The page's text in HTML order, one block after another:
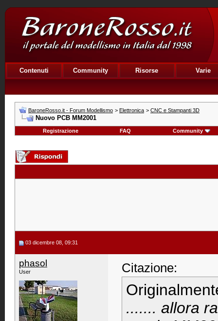
Contenuti Community Risorse Varie
BaroneRosso.it - Forum Modellismo > Elettronica > CNC e Stampanti 3D
Nuovo PCB MM2001
Registrazione FAQ Community
03 dicembre 08, 09:31
phasol
User Citazione:
....... allora